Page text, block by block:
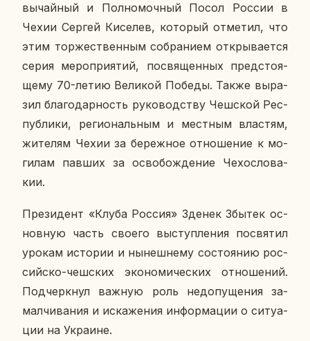
вы­чай­ный и Пол­но­моч­ный Посол России в
Чехии Сергей Ки­се­лев, ко­то­рый от­ме­тил, что
этим тор­же­ствен­ным со­бра­ни­ем от­кры­ва­ет­ся
серия ме­ро­при­я­тий, по­свя­щен­ных пред­сто­я­
ще­му 70-летию Ве­ли­кой Победы. Также вы­ра­
зил бла­го­дар­ность ру­ко­вод­ству Чеш­ской Рес­
пуб­ли­ки, ре­ги­о­наль­ным и мест­ным вла­стям,
жи­те­лям Чехии за бе­реж­ное от­но­ше­ние к мо­
ги­лам павших за осво­бож­де­ние Че­хо­сло­ва­
кии.
Пре­зи­дент «Клуба Россия» Зденек Збытек ос­
нов­ную часть своего вы­ступ­ле­ния по­свя­тил
урокам ис­то­рии и ны­неш­не­му со­сто­я­нию рос­
сий­ско-чеш­ских эко­но­ми­че­ских от­но­ше­ний.
Под­черк­нул важную роль недо­пу­ще­ния за­
мал­чи­ва­ния и ис­ка­же­ния ин­фор­ма­ции о си­ту­а­
ции на Укра­ине.